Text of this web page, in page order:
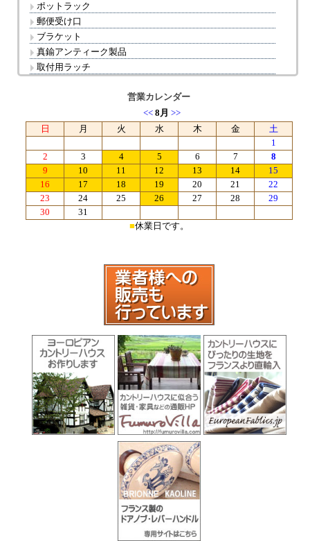
ポットラック
郵便受け口
ブラケット
真鍮アンティーク製品
取付用ラッチ
営業カレンダー